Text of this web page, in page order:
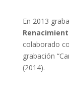
En 2013
colaborado
grabación
(2014).